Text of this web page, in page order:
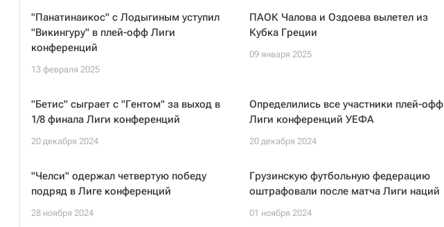
"Панатинаикос" с Лодыгиным уступил
"Викингуру" в плей-офф Лиги
конференций
13 февраля 2025
ПАОК Чалова и Оздоева вылетел из
Кубка Греции
09 января 2025
"Бетис" сыграет с "Гентом" за выход в
1/8 финала Лиги конференций
20 декабря 2024
Определились все участники плей-офф
Лиги конференций УЕФА
20 декабря 2024
"Челси" одержал четвертую победу
подряд в Лиге конференций
28 ноября 2024
Грузинскую футбольную федерацию
оштрафовали после матча Лиги наций
01 ноября 2024